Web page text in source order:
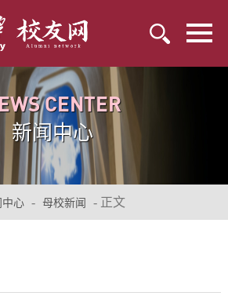
CENTER
新闻中心
中心 - 母校新闻 - 正文